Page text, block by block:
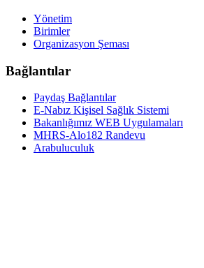
Yönetim
Birimler
Organizasyon Şeması
Bağlantılar
Paydaş Bağlantılar
E-Nabız Kişisel Sağlık Sistemi
Bakanlığımız WEB Uygulamaları
MHRS-Alo182 Randevu
Arabuluculuk